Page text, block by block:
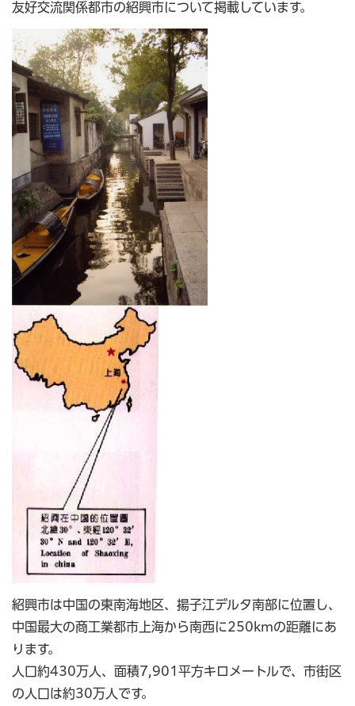
友好交流関係都市の紹興市について掲載しています。
紹興市は中国の東南海地区、揚子江デルタ南部に位置し、
中国最大の商工業都市上海から南西に250kmの距離にあ
ります。
人口約430万人、面積7,901平方キロメートルで、市街区
の人口は約30万人です。